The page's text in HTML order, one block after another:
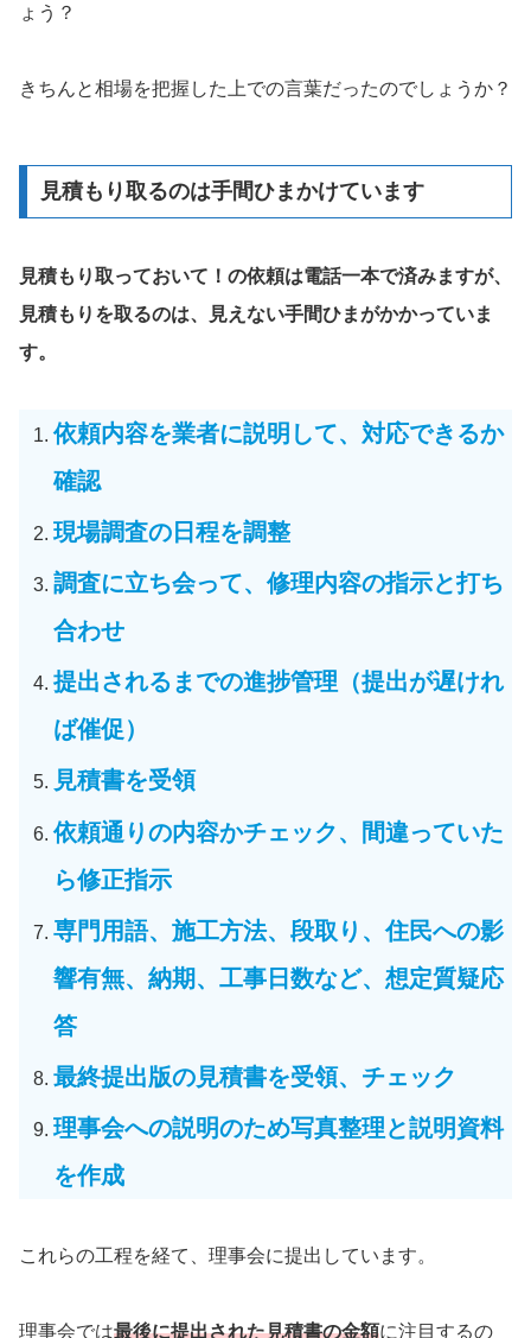
ょう？
きちんと相場を把握した上での言葉だったのでしょうか？
見積もり取るのは手間ひまかけています
見積もり取っておいて！の依頼は電話一本で済みますが、
見積もりを取るのは、見えない手間ひまがかかっていま
す。
依頼内容を業者に説明して、対応できるか
確認
現場調査の日程を調整
調査に立ち会って、修理内容の指示と打ち
合わせ
提出されるまでの進捗管理（提出が遅けれ
ば催促）
見積書を受領
依頼通りの内容かチェック、間違っていた
ら修正指示
専門用語、施工方法、段取り、住民への影
響有無、納期、工事日数など、想定質疑応
答
最終提出版の見積書を受領、チェック
理事会への説明のため写真整理と説明資料
を作成
これらの工程を経て、理事会に提出しています。
理事会では最後に提出された見積書の金額に注目するの